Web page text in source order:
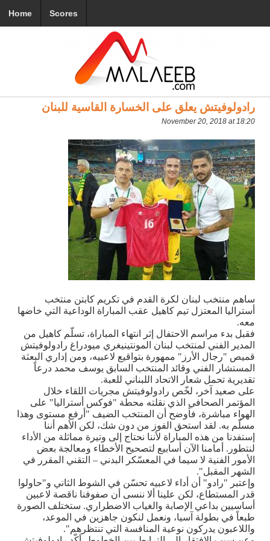
Home Scores
رادولوفيتش يعلق على الخسارة القاسية للبنان
November 20, 2018 at 18:20
ساهم منتخب لبنان لكرة القدم في تكريم كابتن منتخب
أستراليا المعتزل تيم كاهيل عقب المباراة الوداعية التي خاضها
معه.
فقبل بدء مراسم الاحتفال إثر انتهاء المباراة، تسلّم كاهيل من
المدير الفني لمنتخب لبنان المونتينيغري ميودراغ رادولوفيتش
قميص "رجال الأرز" ممهورة بتواقيع لاعبيه، ومن إداري البعثة
المستشار الفني وقائد المنتخب السابق يوسف محمد درعاً
تقديرية تحمل شعار الاتحاد اللبناني للعبة.
على صعيد آخر، لخّص رادولوفيتش مجريات اللقاء خلال
المؤتمر الصحافي الذي نقلته محطة "فوكس أستراليا" على
الهواء مباشرة، فأوضح أن المنتخب الضيف "أرفع مستوى وهذا
مسلّم به. لقد استحق الفوز من دون شك، لكن الأهم أننا
إستفدنا من هذه المباراة لأننا نحتاج إلى وتيرة مماثلة من الأداء
لنتطور. أمامنا الآن أسابيع لتصحيح الأخطاء ومعالجة بعض
الأمور الفنية لا سيما في المعسّكر البدني – التقني المقرر في
الشهر المقبل".
وإعتبر "رادو" أن أداء لاعبيه تحسّن في الشوط الثاني و"حاولوا
قدر المستطاع، لكن علينا ألا ننسى أن صفوفنا ناقصة لاعبين
أساسيين بداعي الإصابة والغياب الاضطراري. ستختلف الصورة
طبعاً في بطولة آسيا، ونعمل لنكون جاهزين في الموعد،
واللاعبون يدركون نوعية المنافسة التي تنتظرهم".